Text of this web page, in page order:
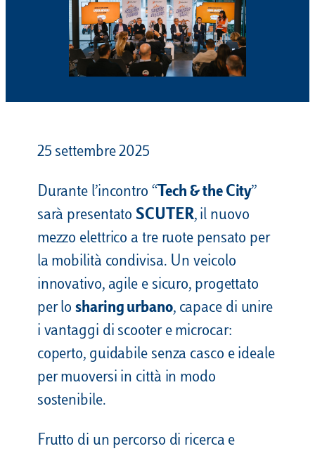
25 settembre 2025
Durante l’incontro “Tech & the City”
sarà presentato SCUTER, il nuovo
mezzo elettrico a tre ruote pensato per
la mobilità condivisa. Un veicolo
innovativo, agile e sicuro, progettato
per losharing urbano, capace di unire
i vantaggi di scooter e microcar:
coperto, guidabile senza casco e ideale
per muoversi in città in modo
sostenibile.
Frutto di un percorso di ricerca e